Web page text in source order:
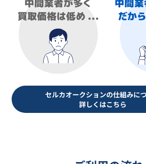
セルカオークションの仕組みに
詳しくはこちら